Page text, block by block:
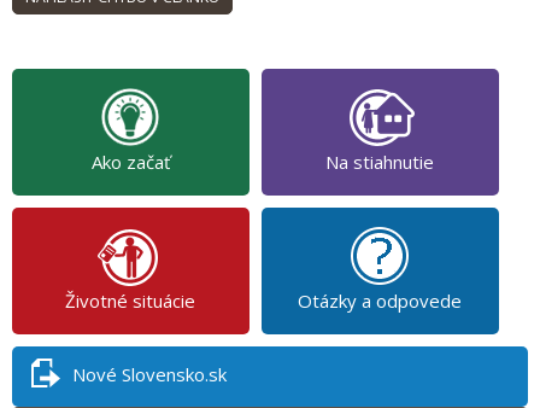
Ako začať Na stiahnutie
Životné situácie Otázky a odpovede
Nové Slovensko.sk